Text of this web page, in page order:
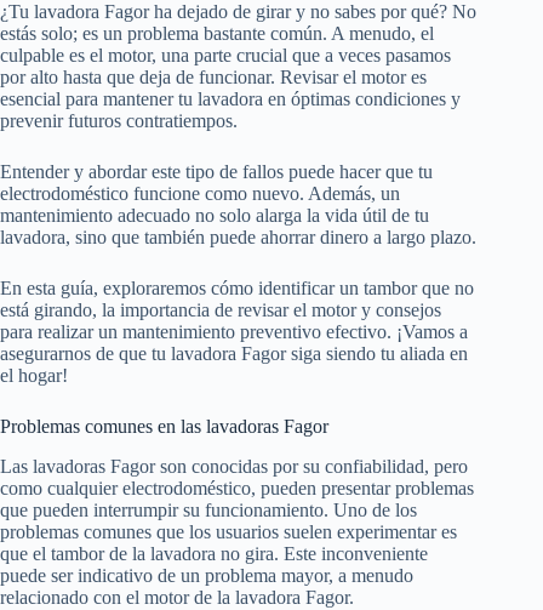
¿Tu lavadora Fagor ha dejado de girar y no sabes por qué? No
estás solo; es un problema bastante común. A menudo, el
culpable es el motor, una parte crucial que a veces pasamos
por alto hasta que deja de funcionar. Revisar el motor es
esencial para mantener tu lavadora en óptimas condiciones y
prevenir futuros contratiempos.
Entender y abordar este tipo de fallos puede hacer que tu
electrodoméstico funcione como nuevo. Además, un
mantenimiento adecuado no solo alarga la vida útil de tu
lavadora, sino que también puede ahorrar dinero a largo plazo.
En esta guía, exploraremos cómo identificar un tambor que no
está girando, la importancia de revisar el motor y consejos
para realizar un mantenimiento preventivo efectivo. ¡Vamos a
asegurarnos de que tu lavadora Fagor siga siendo tu aliada en
el hogar!
Problemas comunes en las lavadoras Fagor
Las lavadoras Fagor son conocidas por su confiabilidad, pero
como cualquier electrodoméstico, pueden presentar problemas
que pueden interrumpir su funcionamiento. Uno de los
problemas comunes que los usuarios suelen experimentar es
que el tambor de la lavadora no gira. Este inconveniente
puede ser indicativo de un problema mayor, a menudo
relacionado con el motor de la lavadora Fagor.